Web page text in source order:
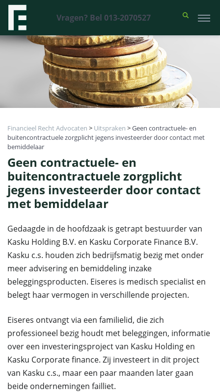
Vragen? Bel 013-2070527
Financieel Recht Advocaten > Uitspraken >Geen contractuele- en
buitencontractuele zorgplicht jegens investeerder door contact met
bemiddelaar
Geen contractuele- en
buitencontractuele zorgplicht
jegens investeerder door contact
met bemiddelaar
Gedaagde in de hoofdzaak is getrapt bestuurder van
Kasku Holding B.V. en Kasku Corporate Finance B.V.
Kasku c.s. houden zich bedrijfsmatig bezig met onder
meer advisering en bemiddeling inzake
beleggingsproducten. Eiseres is medisch specialist en
belegt haar vermogen in verschillende projecten.
Eiseres ontvangt via een familielid, die zich
professioneel bezig houdt met beleggingen, informatie
over een investeringsproject van Kasku Holding en
Kasku Corporate finance. Zij investeert in dit project
van Kasku c.s., maar een paar maanden later gaan
beide ondernemingen failliet.